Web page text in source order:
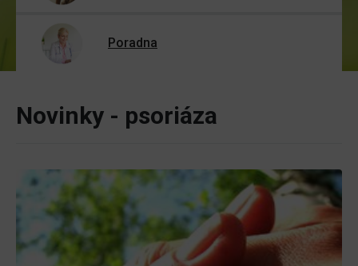
Poradna
Novinky - psoriáza